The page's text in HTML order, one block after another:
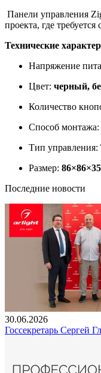
Панели управления
проекта, где
Технические
Напряжение
Цвет: черный,
Количество
Способ монтажа:
Тип управления:
Размер:
Последние новости
30.06.2026
Госсекретарь Сергей